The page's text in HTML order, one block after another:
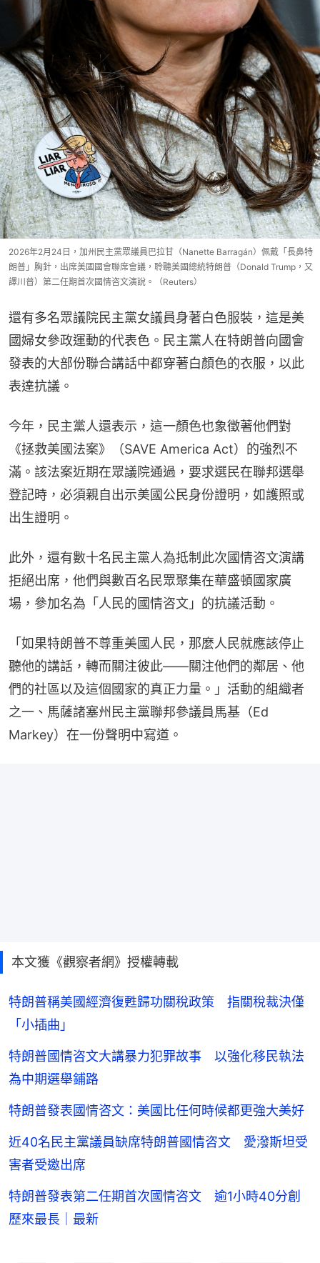
2026年2月24日，加州民主黨眾議員巴拉甘（Nanette Barragán）佩戴「長鼻特
朗普」胸針，出席美國國會聯席會議，聆聽美國總統特朗普（Donald Trump，又
譯川普）第二任期首次國情咨文演說。（Reuters）
還有多名眾議院民主黨女議員身著白色服裝，這是美
國婦女參政運動的代表色。民主黨人在特朗普向國會
發表的大部份聯合講話中都穿著白顏色的衣服，以此
表達抗議。
今年，民主黨人還表示，這一顏色也象徵著他們對
《拯救美國法案》（SAVE America Act）的強烈不
滿。該法案近期在眾議院通過，要求選民在聯邦選舉
登記時，必須親自出示美國公民身份證明，如護照或
出生證明。
此外，還有數十名民主黨人為抵制此次國情咨文演講
拒絕出席，他們與數百名民眾聚集在華盛頓國家廣
場，參加名為「人民的國情咨文」的抗議活動。
「如果特朗普不尊重美國人民，那麼人民就應該停止
聽他的講話，轉而關注彼此——關注他們的鄰居、他
們的社區以及這個國家的真正力量。」活動的組織者
之一、馬薩諸塞州民主黨聯邦參議員馬基（Ed
Markey）在一份聲明中寫道。
本文獲《觀察者網》授權轉載
特朗普稱美國經濟復甦歸功關稅政策 指關稅裁決僅
「小插曲」
特朗普國情咨文大講暴力犯罪故事 以強化移民執法
為中期選舉鋪路
特朗普發表國情咨文：美國比任何時候都更強大美好
近40名民主黨議員缺席特朗普國情咨文 愛潑斯坦受
害者受邀出席
特朗普發表第二任期首次國情咨文 逾1小時40分創
歷來最長｜最新